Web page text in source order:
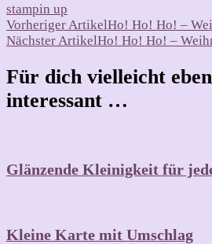
stampin up
Beitragsnavigation
Vorheriger ArtikelHo! Ho! Ho! –
Nächster ArtikelHo! Ho! Ho! –
Für dich vielleicht
interessant …
Glänzende Kleinigkeit für
Kleine Karte mit Umschlag